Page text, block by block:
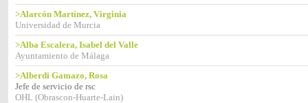
>Alarcón Martínez, Virginia
Universidad de Murcia
>Alba Escalera, Isabel del Valle
Ayuntamiento de Málaga
>Alberdi Gamazo, Rosa
Jefe de servicio de rsc
OHL (Obrascon-Huarte-Lain)